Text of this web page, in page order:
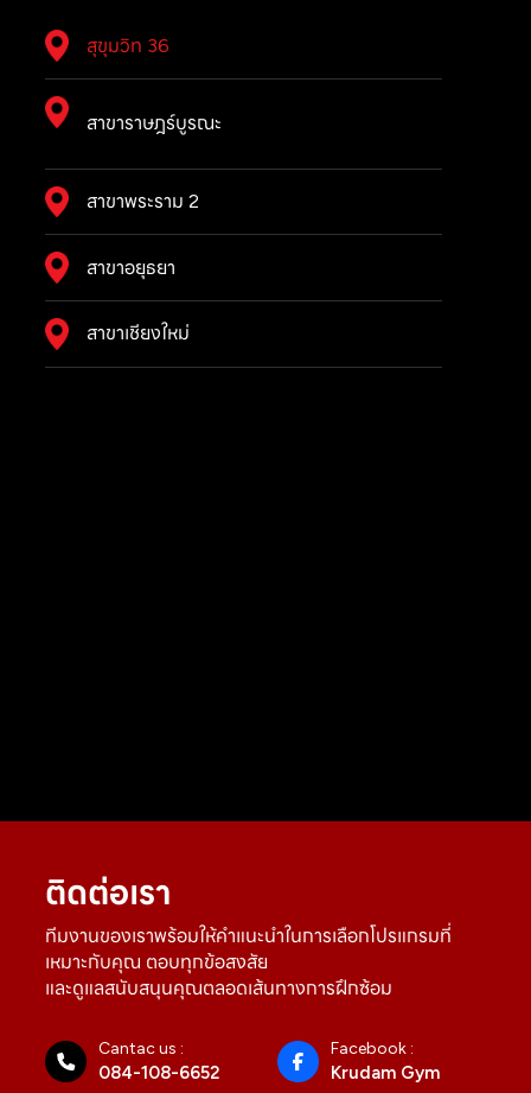
สุขุมวิท 36
สาขาราษฎร์บูรณะ
สาขาพระราม 2
สาขาอยุธยา
สาขาเชียงใหม่
ติดต่อเรา
ทีมงานของเราพร้อมให้คำแนะนำในการเลือกโปรแกรมที่
เหมาะกับคุณ ตอบทุกข้อสงสัย
และดูแลสนับสนุนคุณตลอดเส้นทางการฝึกซ้อม
Cantac us :
084-108-6652
Facebook :
Krudam Gym